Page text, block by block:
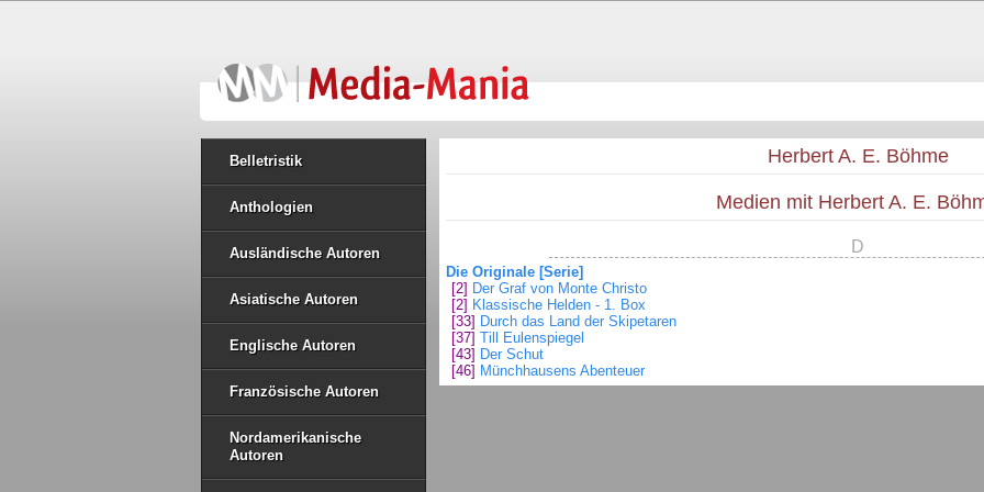
Belletristik
Anthologien
Ausländische Autoren
Asiatische Autoren
Englische Autoren
Französische Autoren
Nordamerikanische
Autoren
Herbert A. E. Böhme
Medien mit Herbert A. E.
D
Die Originale [Serie]
[2] Der Graf von Monte Christo
[2] Klassische Helden - 1. Box
[33] Durch das Land der Skipetaren
[37] Till Eulenspiegel
[43] Der Schut
[46] Münchhausens Abenteuer